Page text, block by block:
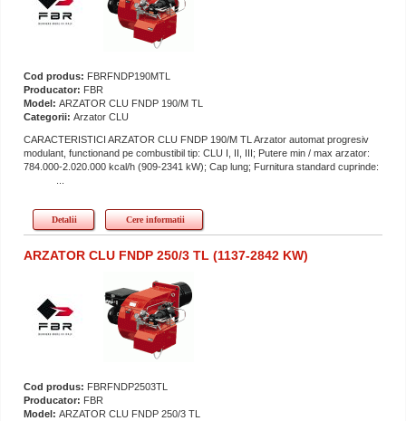
Cod produs: FBRFNDP190MTL
Producator: FBR
Model: ARZATOR CLU FNDP 190/M TL
Categorii: Arzator CLU
CARACTERISTICI ARZATOR CLU FNDP 190/M TL Arzator automat progresiv
modulant, functionand pe combustibil tip: CLU I, II, III; Putere min / max arzator:
784.000-2.020.000 kcal/h (909-2341 kW); Cap lung; Furnitura standard cuprinde:
Detalii Cere informatii
ARZATOR CLU FNDP 250/3 TL (1137-2842 KW)
Cod produs: FBRFNDP2503TL
Producator: FBR
Model: ARZATOR CLU FNDP 250/3 TL